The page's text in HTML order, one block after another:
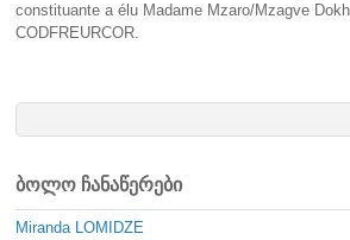
constituante a élu Madame Mzaro/Mzagve
CODFREURCOR.
ბოლო ჩანაწერები
Miranda LOMIDZE